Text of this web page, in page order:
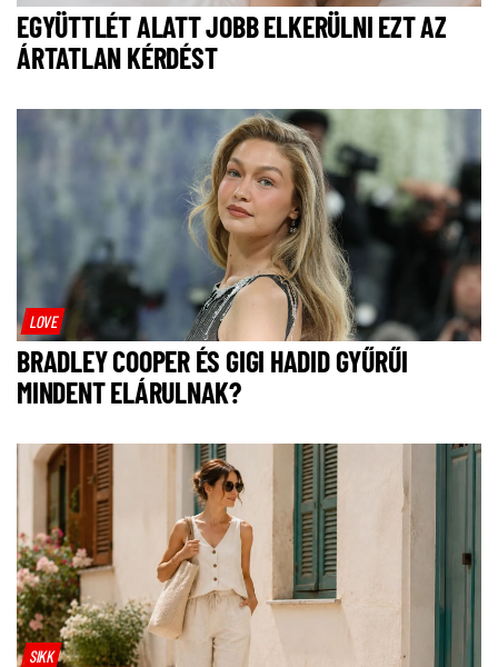
EGYÜTTLÉT ALATT JOBB ELKERÜLNI EZT AZ
ÁRTATLAN KÉRDÉST
LOVE
BRADLEY COOPER ÉS GIGI HADID GYŰRŰI
MINDENT ELÁRULNAK?
SIKK